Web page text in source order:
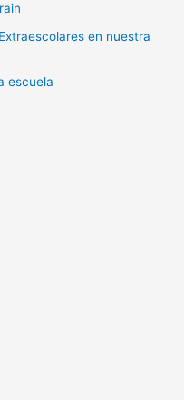
Extraescolares en nuestra
escuela